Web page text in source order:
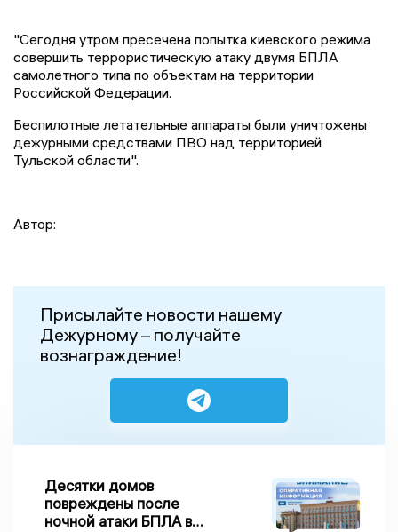
"Сегодня утром пресечена попытка киевского режима
совершить террористическую атаку двумя БПЛА
самолетного типа по объектам на территории
Российской Федерации.
Беспилотные летательные аппараты были уничтожены
дежурными средствами ПВО над территорией
Тульской области".
Автор:
Присылайте новости нашему
Дежурному – получайте
вознаграждение!
Десятки домов
повреждены после
ночной атаки БПЛА в